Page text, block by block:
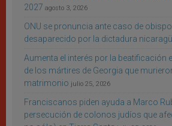
2027 agosto 3, 2026
ONU se pronuncia ante caso de
desaparecido por la dictadura
Aumenta el interés por la beatificación
de los mártires de Georgia que
matrimonio julio 25, 2026
Franciscanos piden ayuda a Marco
persecución de colonos judíos que